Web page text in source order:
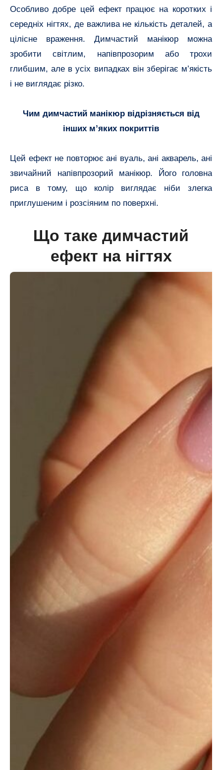
Особливо добре цей ефект працює на коротких і
середніх нігтях, де важлива не кількість деталей, а
цілісне враження. Димчастий манікюр можна
зробити світлим, напівпрозорим або трохи
глибшим, але в усіх випадках він зберігає м’якість
і не виглядає різко.
Чим димчастий манікюр відрізняється від
інших м’яких покриттів
Цей ефект не повторює ані вуаль, ані акварель, ані
звичайний напівпрозорий манікюр. Його головна
риса в тому, що колір виглядає ніби злегка
приглушеним і розсіяним по поверхні.
Що таке димчастий
ефект на нігтях